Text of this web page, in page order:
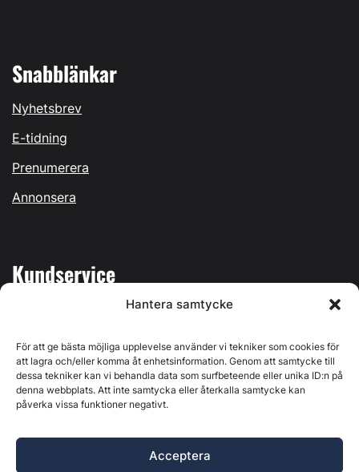
Hantera samtycke
För att ge bästa möjliga upplevelse använder vi tekniker som cookies för
att lagra och/eller komma åt enhetsinformation. Genom att samtycke till
dessa tekniker kan vi behandla data som surfbeteende eller unika ID:n på
denna webbplats. Att inte samtycka eller återkalla samtycke kan
påverka vissa funktioner negativt.
Acceptera
Snabblänkar
Nyhetsbrev
E-tidning
Prenumerera
Annonsera
Kundservice
Kontakta oss
Östernäsvägen 1, 827 32 Ljusdal, org.nr: 556625-6425 -
Ansvarig utgivare: Henrik Ekberg. Innehållet på denna